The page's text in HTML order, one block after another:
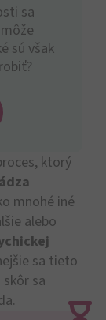
sa
sú však
ktorý
mnohé iné
alebo
sa tieto
sa